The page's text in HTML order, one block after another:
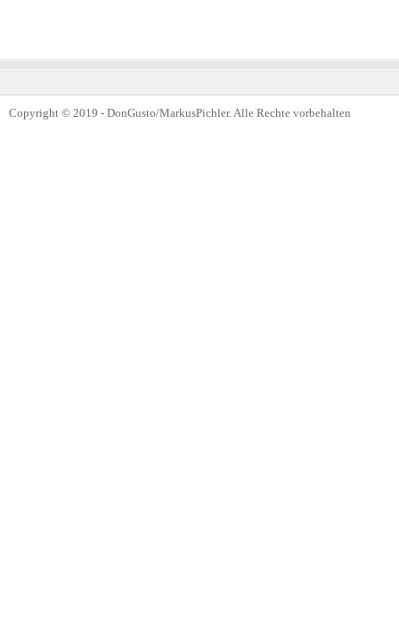
Copyright © 2019 - DonGusto/MarkusPichler. Alle Rechte vorbehalten